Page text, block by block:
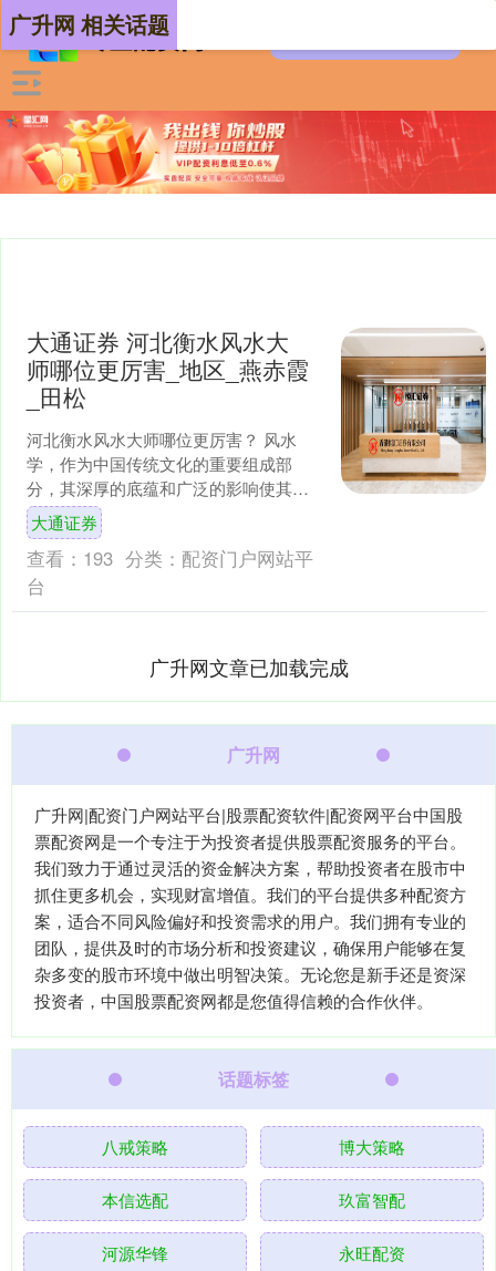
广升网 相关话题
大通证券 河北衡水风水大
师哪位更厉害_地区_燕赤霞
_田松
河北衡水风水大师哪位更厉害？ 风水
学，作为中国传统文化的重要组成部
分，其深厚的底蕴和广泛的影响使其在
现代社会依然有着不可替代的地位。在
河北衡水地区，风水学的应用....
大通证券
查看： 193 分类： 配资门户网站平
台
广升网文章已加载完成
广升网
广升网|配资门户网站平台|股票配资软件|配资网平台中国股
票配资网是一个专注于为投资者提供股票配资服务的平台。
我们致力于通过灵活的资金解决方案，帮助投资者在股市中
抓住更多机会，实现财富增值。我们的平台提供多种配资方
案，适合不同风险偏好和投资需求的用户。我们拥有专业的
团队，提供及时的市场分析和投资建议，确保用户能够在复
杂多变的股市环境中做出明智决策。无论您是新手还是资深
投资者，中国股票配资网都是您值得信赖的合作伙伴。
话题标签
八戒策略 博大策略
本信选配 玖富智配
河源华锋 永旺配资